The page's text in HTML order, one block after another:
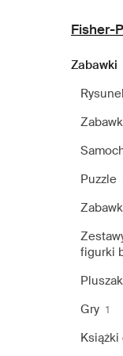
Fisher-
Zabawki
Puzzle
figurki
Gry 1
Książki